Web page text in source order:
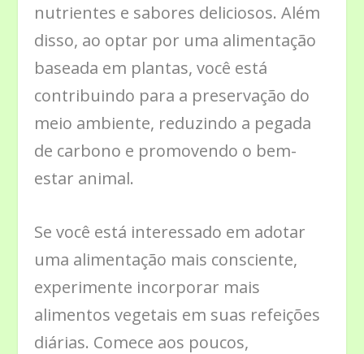
nutrientes e sabores deliciosos. Além
disso, ao optar por uma alimentação
baseada em plantas, você está
contribuindo para a preservação do
meio ambiente, reduzindo a pegada
de carbono e promovendo o bem-
estar animal.
Se você está interessado em adotar
uma alimentação mais consciente,
experimente incorporar mais
alimentos vegetais em suas refeições
diárias. Comece aos poucos,